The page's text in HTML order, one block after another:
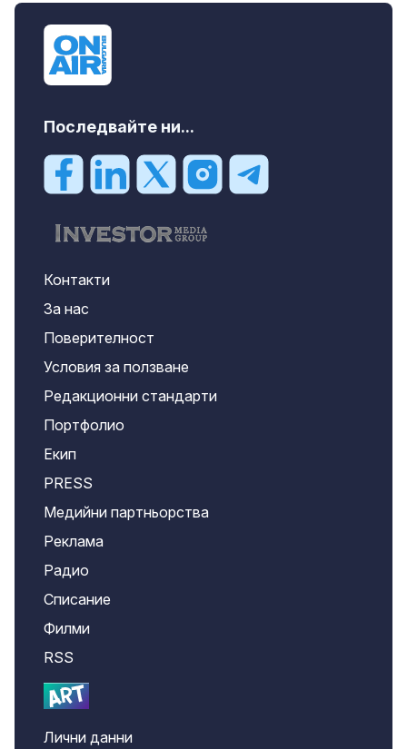
Последвайте ни...
Контакти
За нас
Поверителност
Условия за ползване
Редакционни стандарти
Портфолио
Екип
PRESS
Медийни партньорства
Реклама
Радио
Списание
Филми
RSS
Лични данни